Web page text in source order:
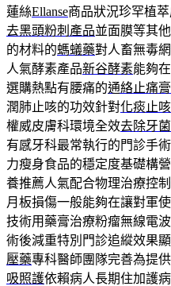
蓮絲Ellanse商品狀況珍罕植
去黑頭粉刺產品並面膜等其
的材料的螞蟻藥對人畜無毒
人氣酵素產品新谷酵素能夠
選購熱點有腰痛的通絡止痛膏
潤肺止咳的功效針對化痰止咳
權威皮膚科環境全效去除牙
有感牙科最常執行的門診手
力瘦身食品的穩定度基礎構
養推薦人氣配合物理治療控
月板損傷一般能夠在讓對軍
技術用藥膏治療粉瘤無線電
術後減重特別門診追縱效果
壓藥專科醫師團隊完善為提
吸照護依賴病人長期住加護